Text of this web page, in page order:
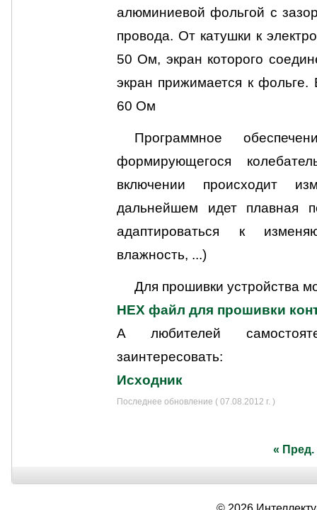
алюминиевой фольгой с
провода. От катушки к
50 Ом, экран которого
экран прижимается к
60 Ом
Программное
формирующегося
включении происходит
дальнейшем идет плавная
адаптироваться к
влажность, ...)
Для прошивки устройства
HEX файл для прошивки
А любителей
заинтересовать:
Исходник
Последнее обновление ( 07.08.2012 г. )
« Пред.